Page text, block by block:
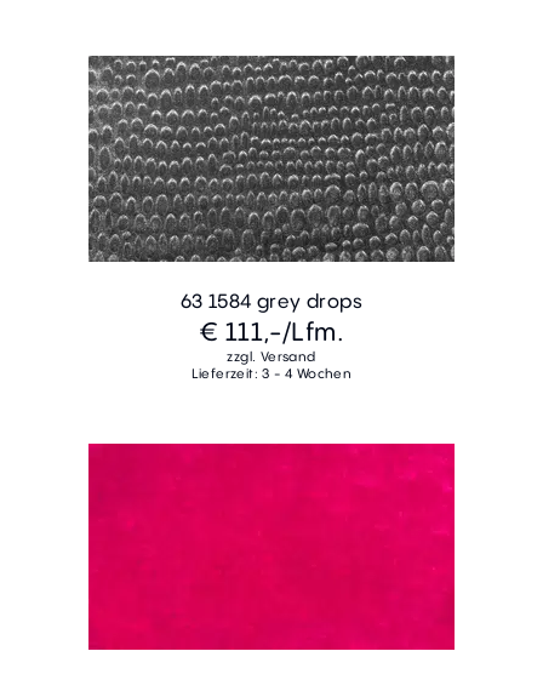
63 1584 grey drops
€ 111,-/Lfm.
zzgl. Versand
Lieferzeit: 3 - 4 Wochen